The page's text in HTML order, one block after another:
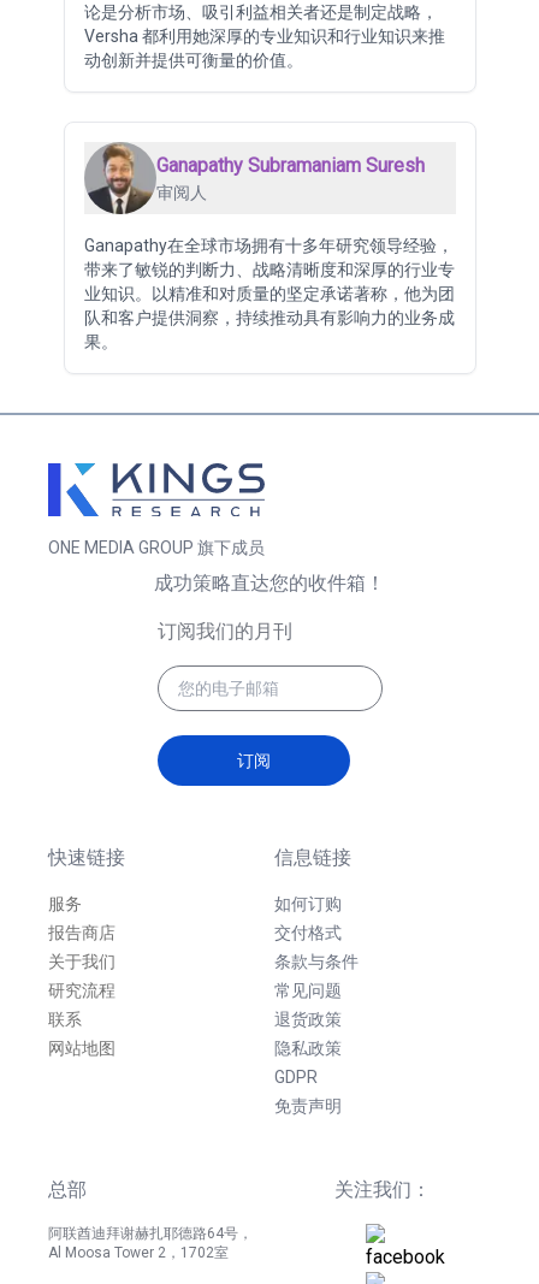
论是分析市场、吸引利益相关者还是制定战略，
Versha 都利用她深厚的专业知识和行业知识来推
动创新并提供可衡量的价值。
Ganapathy Subramaniam Suresh
审阅人
Ganapathy在全球市场拥有十多年研究领导经验，
带来了敏锐的判断力、战略清晰度和深厚的行业专
业知识。以精准和对质量的坚定承诺著称，他为团
队和客户提供洞察，持续推动具有影响力的业务成
果。
ONE MEDIA GROUP 旗下成员
快速链接
服务
报告商店
关于我们
研究流程
联系
网站地图
信息链接
如何订购
交付格式
条款与条件
常见问题
退货政策
隐私政策
GDPR
免责声明
总部
阿联酋迪拜谢赫扎耶德路64号，
Al Moosa Tower 2，1702室
关注我们：
成功策略直达您的收件箱！
订阅我们的月刊
订阅